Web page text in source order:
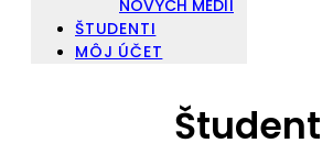
NOVÝCH MÉDIÍ
ŠTUDENTI
MÔJ ÚČET
Študent